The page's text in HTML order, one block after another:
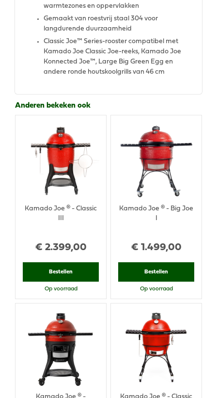
warmtezones en oppervlakken
Gemaakt van roestvrij staal 304 voor
langdurende duurzaamheid
Classic Joe™ Series-rooster compatibel met
Kamado Joe Classic Joe-reeks, Kamado Joe
Konnected Joe™, Large Big Green Egg en
andere ronde houtskoolgrills van 46 cm
Anderen bekeken ook
€ 2.399,00
Kamado Joe ® - Classic
Bestellen
Op voorraad
€ 1.499,00
Kamado Joe ® - Big Joe
Bestellen
Op voorraad